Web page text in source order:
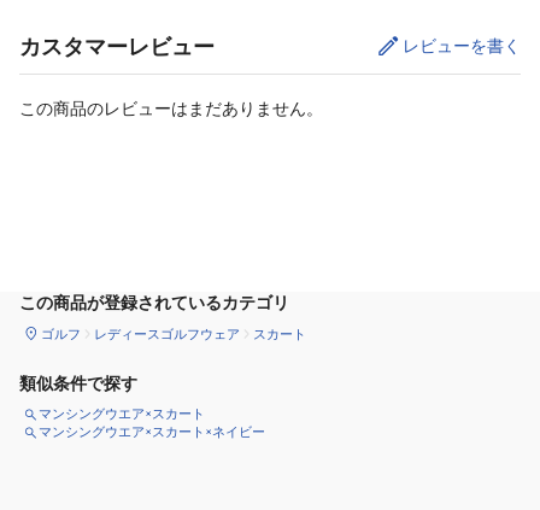
カスタマーレビュー レビューを書く
この商品のレビューはまだありません。
この商品が登録されているカテゴリ
ゴルフ レディースゴルフウェア スカート
類似条件で探す
マンシングウエア×スカート
マンシングウエア×スカート×ネイビー